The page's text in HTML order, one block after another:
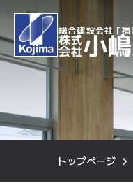
総合建設会社 [
トップページ